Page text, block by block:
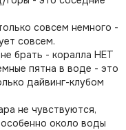
совсем немного -
совсем.
брать - коралла НЕТ
пятна в воде - это
дайвинг-клубом
не чувствуются,
около воды